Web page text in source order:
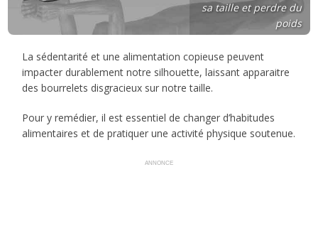
sa taille et perdre du
poids
La sédentarité et une alimentation copieuse peuvent
impacter durablement notre silhouette, laissant apparaitre
des bourrelets disgracieux sur notre taille.
Pour y remédier, il est essentiel de changer d’habitudes
alimentaires et de pratiquer une activité physique soutenue.
ANNONCE